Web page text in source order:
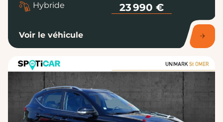
Hybride
23 990 €
Voir le véhicule